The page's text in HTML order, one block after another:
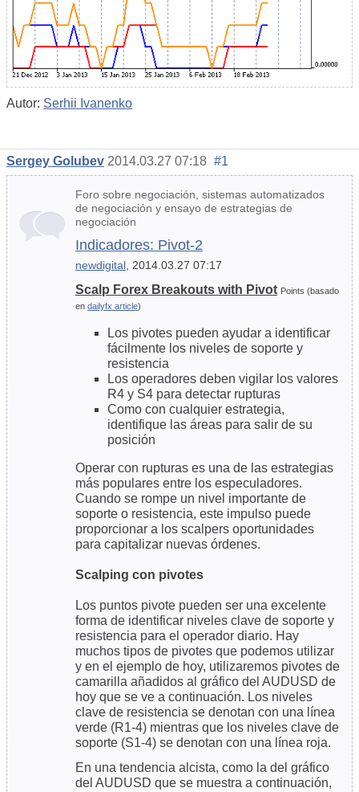
Autor: Serhii Ivanenko
Sergey Golubev 2014.03.27 07:18 #1
Foro sobre negociación, sistemas automatizados
de negociación y ensayo de estrategias de
negociación
Indicadores: Pivot-2
newdigital , 2014.03.27 07:17
Scalp Forex Breakouts with Pivot Points (basado
en dailyfx article)
Los pivotes pueden ayudar a identificar
fácilmente los niveles de soporte y
resistencia
Los operadores deben vigilar los valores
R4 y S4 para detectar rupturas
Como con cualquier estrategia,
identifique las áreas para salir de su
posición
Operar con rupturas es una de las estrategias
más populares entre los especuladores.
Cuando se rompe un nivel importante de
soporte o resistencia, este impulso puede
proporcionar a los scalpers oportunidades
para capitalizar nuevas órdenes.
Scalping con pivotes
Los puntos pivote pueden ser una excelente
forma de identificar niveles clave de soporte y
resistencia para el operador diario. Hay
muchos tipos de pivotes que podemos utilizar
y en el ejemplo de hoy, utilizaremos pivotes de
camarilla añadidos al gráfico del AUDUSD de
hoy que se ve a continuación. Los niveles
clave de resistencia se denotan con una línea
verde (R1-4) mientras que los niveles clave de
soporte (S1-4) se denotan con una línea roja.
En una tendencia alcista, como la del gráfico
del AUDUSD que se muestra a continuación,